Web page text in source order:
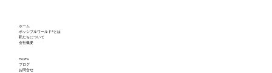
の軌跡：ポッシブルワールドが映し出し
ホーム
ポッシブルワールド®とは
私たちについて
会社概要
HosPa
ブログ
お問合せ